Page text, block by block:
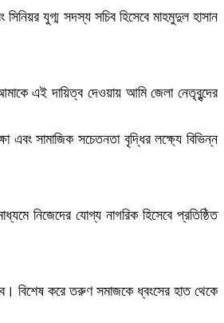
যুগ্ম সদস্য সচিব হিসেবে মাহমুদুল হাসান
এই দায়িত্ব দেওয়ায় আমি জেলা নেতৃবৃন্দের
এবং সামাজিক সচেতনতা বৃদ্ধির লক্ষ্যে বিভিন্ন
নিজেদের যোগ্য নাগরিক হিসেবে প্রতিষ্ঠিত
বিশেষ করে তরুণ সমাজকে ধ্বংসের হাত থেকে